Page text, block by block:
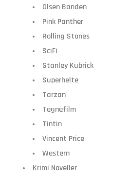
Olsen Banden
Pink Panther
Rolling Stones
SciFi
Stanley Kubrick
Superhelte
Tarzan
Tegnefilm
Tintin
Vincent Price
Western
Krimi Noveller